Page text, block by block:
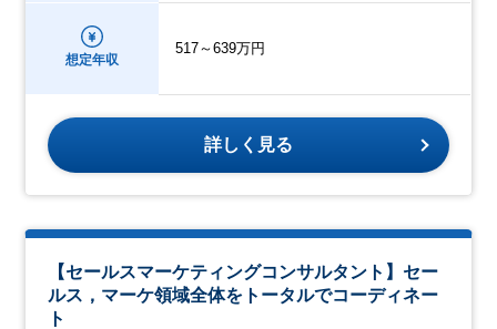
想定年収
517～639万円
詳しく見る
【セールスマーケティングコンサルタント】セー
ルス，マーケ領域全体をトータルでコーディネー
ト